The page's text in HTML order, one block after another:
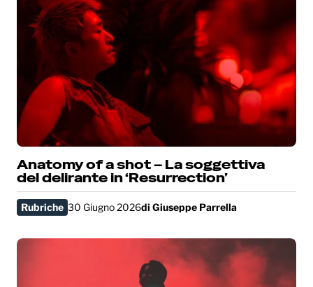
Anatomy of a shot – La soggettiva
del delirante in ‘Resurrection’
Rubriche 30 Giugno 2026di Giuseppe Parrella